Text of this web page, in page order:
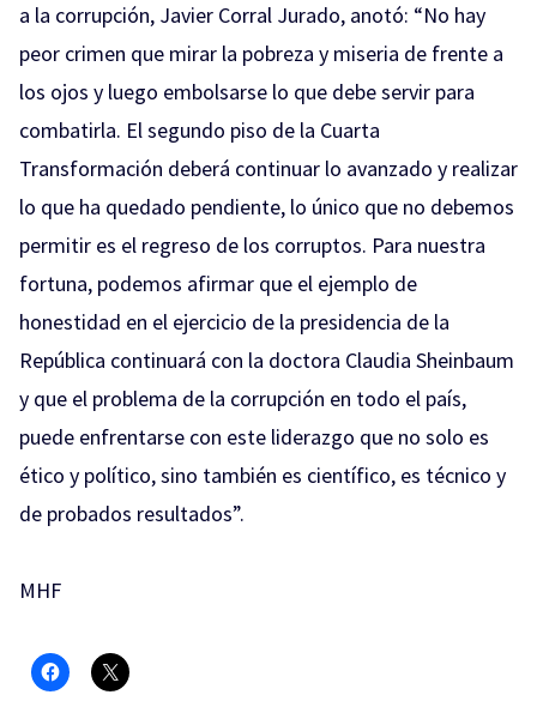
a la corrupción, Javier Corral Jurado, anotó: “No hay
peor crimen que mirar la pobreza y miseria de frente a
los ojos y luego embolsarse lo que debe servir para
combatirla. El segundo piso de la Cuarta
Transformación deberá continuar lo avanzado y realizar
lo que ha quedado pendiente, lo único que no debemos
permitir es el regreso de los corruptos. Para nuestra
fortuna, podemos afirmar que el ejemplo de
honestidad en el ejercicio de la presidencia de la
República continuará con la doctora Claudia Sheinbaum
y que el problema de la corrupción en todo el país,
puede enfrentarse con este liderazgo que no solo es
ético y político, sino también es científico, es técnico y
de probados resultados”.
MHF